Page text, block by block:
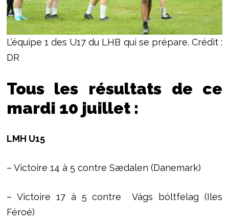
L’équipe 1 des U17 du LHB qui se prépare. Crédit :
DR
Tous les résultats de ce
mardi 10 juillet :
LMH U15
– Victoire 14 à 5 contre Sædalen (Danemark)
– Victoire 17 à 5 contre Vágs bóltfelag (Iles
Féroé)